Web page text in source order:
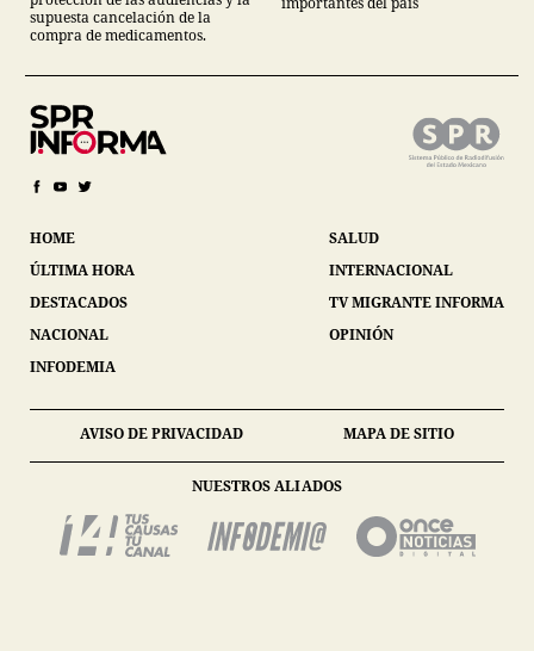
supuesta cancelación de la
compra de medicamentos.
HOME
ÚLTIMA HORA
DESTACADOS
NACIONAL
INFODEMIA
SALUD
INTERNACIONAL
TV MIGRANTE INFORMA
OPINIÓN
AVISO DE PRIVACIDAD MAPA DE SITIO
NUESTROS ALIADOS